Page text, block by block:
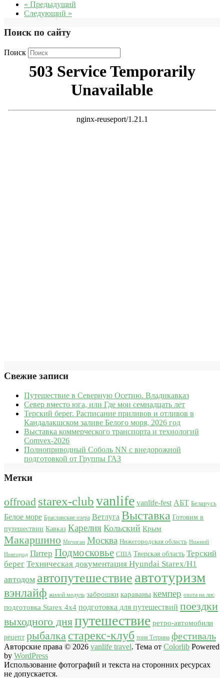
« Предыдущий
Следующий »
Поиск по сайту
Поиск
Свежие записи
Путешествие в Северную Осетию. Владикавказ
Север вместо юга, или Где мои семнадцать лет
Терский берег. Расписание приливов и отливов в
Кандалакшском заливе Белого моря, 2026 год
Выставка коммерческого транспорта и технологий
Comvex-2026
Полноприводный Соболь NN с внедорожной
подготовкой от Группы ГАЗ
Метки
offroad starex-clubvanlife vanlife-fest АБТ Беларусь
Белое море Браславские озера Ветлуга Выставка Готовим в
путешествии Кавказ Карелия Кольский Крым
Макаршино Мичиган Москва Нижегородская область Нижний
Новгород Питер Подмосковье США Тверская область Терский
берег Техническая документация Hyundai Starex/H1
автодом автопутешествие автотуризм
вэнлайф жилой модуль заброшки караваны кемпер охота на лис
подготовка Starex 4x4 подготовка для путешествий поездки
выходного дняпутешествие ретро-автомобили
рецепт рыбалка старекс-клуб тоня Тетрина фестиваль
Авторские права © 2026 vanlife travel. Тема от Colorlib Powered
by WordPress
Использование фотографий и текста на сторонних ресурсах
не допускается.